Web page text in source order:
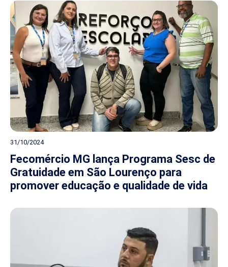
31/10/2024
Fecomércio MG lança Programa Sesc de
Gratuidade em São Lourenço para
promover educação e qualidade de vida